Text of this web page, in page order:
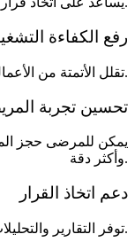
رفع الكفاءة
تقلل الأتمتة من الأعمال الورقية وتوفر وقت الموظفين.
تحسين تجربة
يمكن للمرضى حجز
وأكثر دقة.
دعم اتخاذ القرار
توفر التقارير والتحليلات بيانات دقيقة للإدارة العليا.